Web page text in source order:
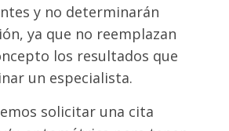
y no determinarán
ya que no reemplazan
los resultados que
un especialista.
solicitar una cita